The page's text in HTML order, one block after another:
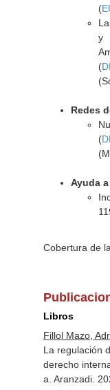
(
y
(
Redes
(
Ayuda
Cobertura de
Libros
Fillol Mazo,
La regulación
derecho
a. Aranzadi.